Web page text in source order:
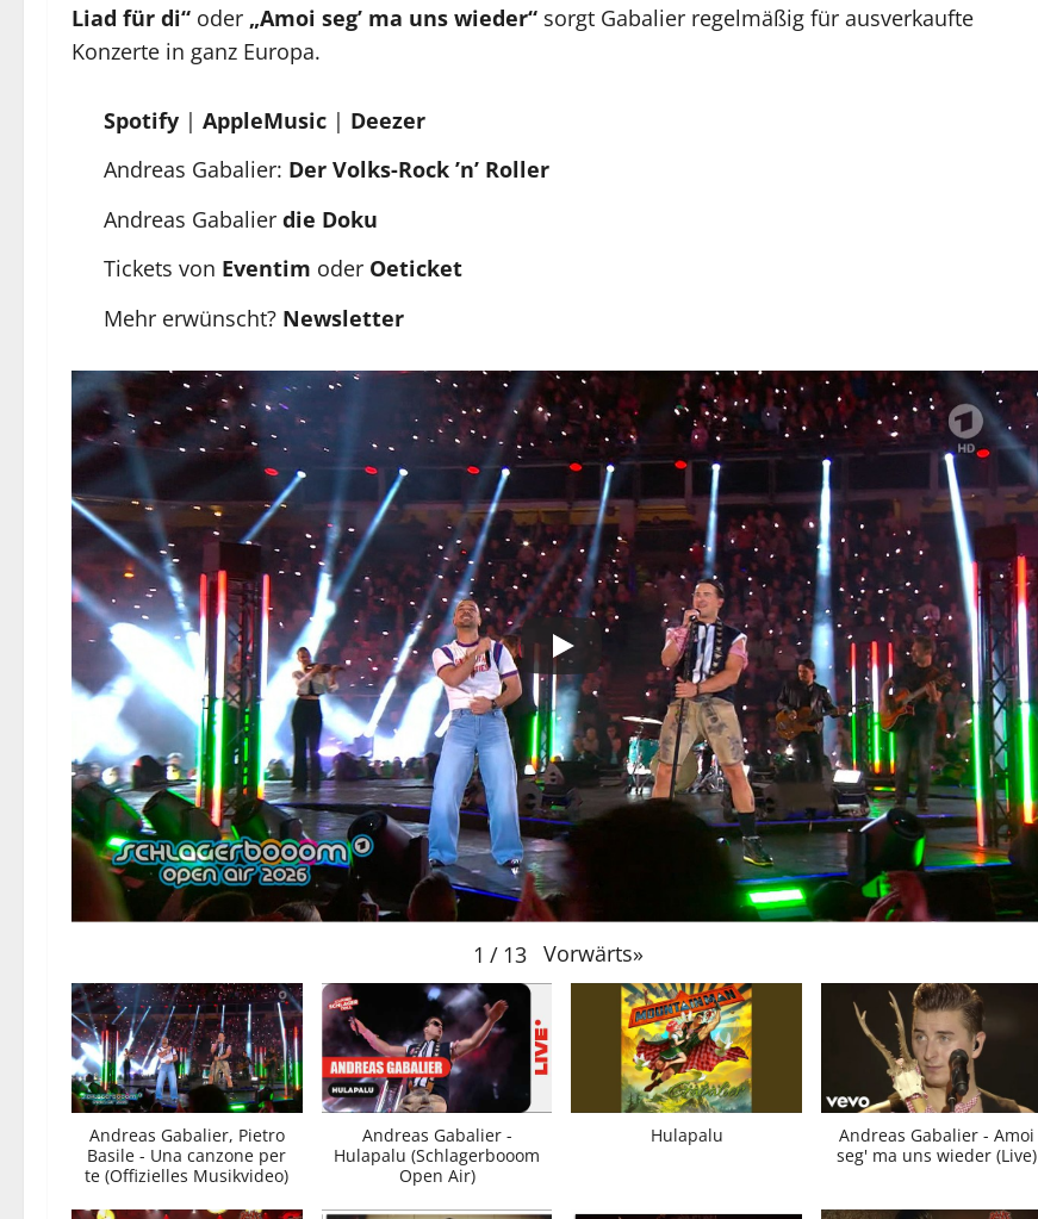
Liad für di“ oder „Amoi seg’ ma uns wieder“ sorgt Gabalier regelmäßig für ausverkaufte
Konzerte in ganz Europa.
Spotify | AppleMusic | Deezer
Andreas Gabalier: Der Volks-Rock ’n’ Roller
Andreas Gabalier die Doku
Tickets von Eventim oder Oeticket
Mehr erwünscht? Newsletter
1 / 13 Vorwärts»
Andreas Gabalier, Pietro
Basile - Una canzone per
te (Offizielles Musikvideo)
Andreas Gabalier -
Hulapalu (Schlagerbooom
Open Air)
Hulapalu
Andreas Gabalier - Amoi
seg' ma uns wieder (Live)